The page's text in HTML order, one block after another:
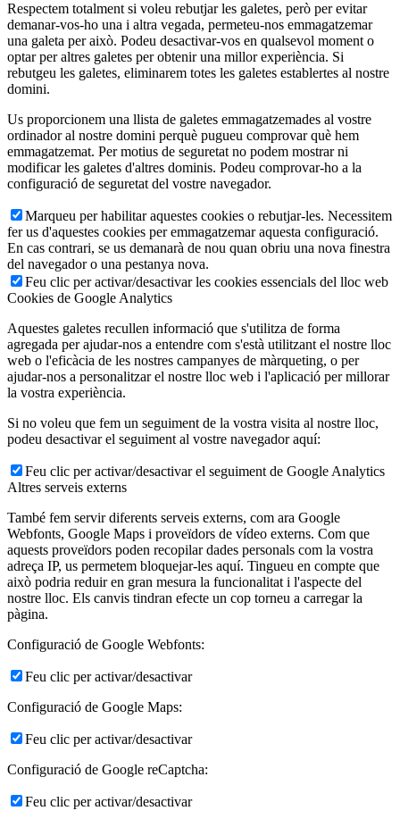
Respectem totalment si voleu rebutjar les galetes, però per evitar
demanar-vos-ho una i altra vegada, permeteu-nos emmagatzemar
una galeta per això. Podeu desactivar-vos en qualsevol moment o
optar per altres galetes per obtenir una millor experiència. Si
rebutgeu les galetes, eliminarem totes les galetes establertes al nostre
domini.
Us proporcionem una llista de galetes emmagatzemades al vostre
ordinador al nostre domini perquè pugueu comprovar què hem
emmagatzemat. Per motius de seguretat no podem mostrar ni
modificar les galetes d'altres dominis. Podeu comprovar-ho a la
configuració de seguretat del vostre navegador.
Marqueu per habilitar aquestes cookies o rebutjar-les. Necessitem
fer us d'aquestes cookies per emmagatzemar aquesta configuració.
En cas contrari, se us demanarà de nou quan obriu una nova finestra
del navegador o una pestanya nova.
Feu clic per activar/desactivar les cookies essencials del lloc web
Cookies de Google Analytics
Aquestes galetes recullen informació que s'utilitza de forma
agregada per ajudar-nos a entendre com s'està utilitzant el nostre lloc
web o l'eficàcia de les nostres campanyes de màrqueting, o per
ajudar-nos a personalitzar el nostre lloc web i l'aplicació per millorar
la vostra experiència.
Si no voleu que fem un seguiment de la vostra visita al nostre lloc,
podeu desactivar el seguiment al vostre navegador aquí:
Feu clic per activar/desactivar el seguiment de Google Analytics
Altres serveis externs
També fem servir diferents serveis externs, com ara Google
Webfonts, Google Maps i proveïdors de vídeo externs. Com que
aquests proveïdors poden recopilar dades personals com la vostra
adreça IP, us permetem bloquejar-les aquí. Tingueu en compte que
això podria reduir en gran mesura la funcionalitat i l'aspecte del
nostre lloc. Els canvis tindran efecte un cop torneu a carregar la
pàgina.
Configuració de Google Webfonts:
Feu clic per activar/desactivar
Configuració de Google Maps:
Feu clic per activar/desactivar
Configuració de Google reCaptcha:
Feu clic per activar/desactivar